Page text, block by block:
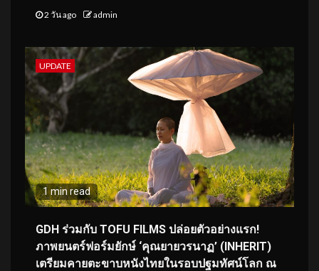
2 วัน ago admin
UPDATE
1 min read
GDH ร่วมกับ TOFU FILMS ปล่อยตัวอย่างแรก!
ภาพยนตร์ฟอร์มยักษ์ ‘คุณยายวรนาฏ’ (INHERIT)
เตรียมคายตะขาบหนังไทยในรอบปฐมทัศน์โลก ณ